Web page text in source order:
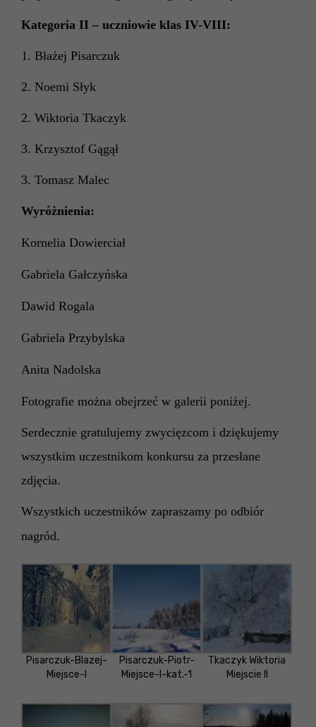
Kategoria II – uczniowie klas IV-VIII:
1. Błażej Pisarczuk
2. Noemi Słyk
2. Wiktoria Tkaczyk
3. Krzysztof Gągął
3. Tomasz Malec
Wyróżnienia:
Kornelia Dowierciał
Gabriela Gałczyńska
Dawid Rogala
Gabriela Przybylska
Anita Nadolska
Fotografie można obejrzeć w galerii poniżej.
Serdecznie gratulujemy zwycięzcom i dziękujemy
wszystkim uczestnikom konkursu za przesłane
zdjęcia.
Wszystkich uczestników zapraszamy po odbiór
nagród.
Pisarczuk-Blazej-
Miejsce-I
Pisarczuk-Piotr-
Miejsce-I-kat.-1
Tkaczyk Wiktoria
Miejscie II